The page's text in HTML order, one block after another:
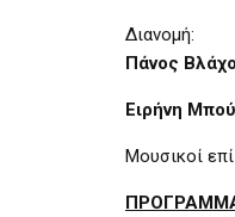
Διανομή:
Πάνος
Ειρήνη
Μουσικοί